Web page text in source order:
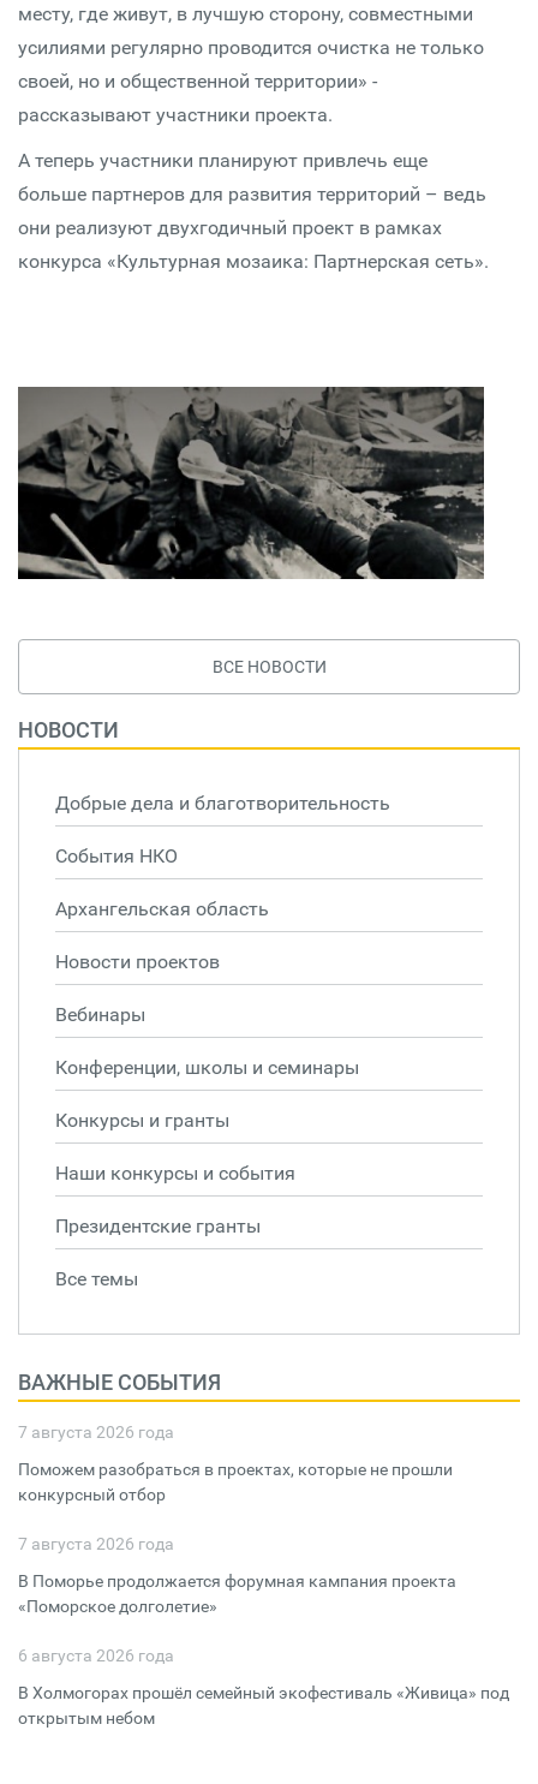
месту, где живут, в лучшую сторону, совместными
усилиями регулярно проводится очистка не только
своей, но и общественной территории» -
рассказывают участники проекта.
А теперь участники планируют привлечь еще
больше партнеров для развития территорий – ведь
они реализуют двухгодичный проект в рамках
конкурса «Культурная мозаика: Партнерская сеть».
ВСЕ НОВОСТИ
НОВОСТИ
Добрые дела и благотворительность
События НКО
Архангельская область
Новости проектов
Вебинары
Конференции, школы и семинары
Конкурсы и гранты
Наши конкурсы и события
Президентские гранты
Все темы
ВАЖНЫЕ СОБЫТИЯ
7 августа 2026 года
Поможем разобраться в проектах, которые не прошли
конкурсный отбор
7 августа 2026 года
В Поморье продолжается форумная кампания проекта
«Поморское долголетие»
6 августа 2026 года
В Холмогорах прошёл семейный экофестиваль «Живица» под
открытым небом